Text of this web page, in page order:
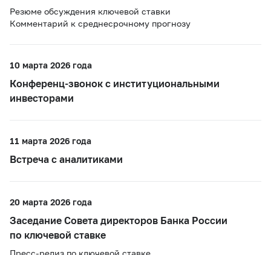
Резюме обсуждения ключевой ставки
Комментарий к среднесрочному прогнозу
10 марта 2026 года
Конференц-звонок с институциональными
инвесторами
11 марта 2026 года
Встреча с аналитиками
20 марта 2026 года
Заседание Совета директоров Банка России
по ключевой ставке
Пресс-релиз по ключевой ставке